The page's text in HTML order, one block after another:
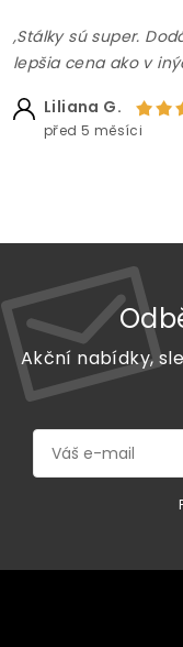
,Stálky sú super.
lepšia cena ako v
Liliana G.
před 5 měsíci
Akční nabídky,